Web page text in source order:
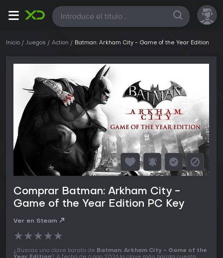
Todas
Inicio Juegos Action Batman: Arkham City - Game of the Year Edition
Comprar Batman: Arkham City -
Game of the Year Edition PC Key
Ver en Steam
★★★★★
¿Buscas una clave barata de Batman: Arkham City - Game of the